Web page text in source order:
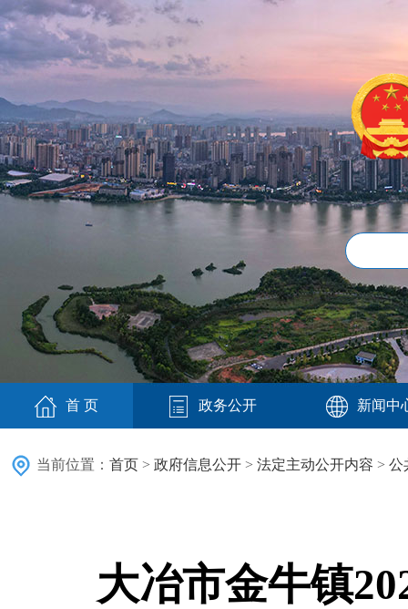
首 页 政务公开 新闻中
当前位置： 首页 > 政府信息公开 > 法定主动公开内容 > 公
大冶市金牛镇